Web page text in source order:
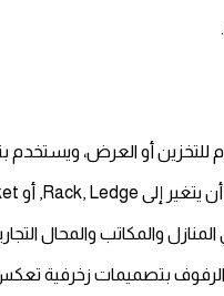
أو العرض، ويستخدم
والمكاتب والمحال
بتصميمات زخرفية تعكس